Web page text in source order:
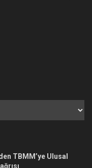
TBMM’ye Ulusal